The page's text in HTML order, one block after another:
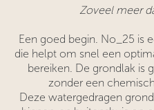
Zoveel meer
Een goed begin. No_25 is
die helpt om snel een
bereiken. De grondlak is
zonder een
Deze watergedragen